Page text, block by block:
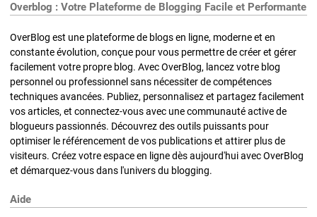
Overblog : Votre Plateforme de Blogging Facile et Performante
OverBlog est une plateforme de blogs en ligne, moderne et en
constante évolution, conçue pour vous permettre de créer et gérer
facilement votre propre blog. Avec OverBlog, lancez votre blog
personnel ou professionnel sans nécessiter de compétences
techniques avancées. Publiez, personnalisez et partagez facilement
vos articles, et connectez-vous avec une communauté active de
blogueurs passionnés. Découvrez des outils puissants pour
optimiser le référencement de vos publications et attirer plus de
visiteurs. Créez votre espace en ligne dès aujourd'hui avec OverBlog
et démarquez-vous dans l'univers du blogging.
Aide